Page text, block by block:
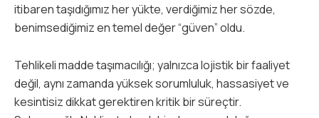
itibaren taşıdığımız her yükte, verdiğimiz her sözde,
benimsediğimiz en temel değer “güven” oldu.
Tehlikeli madde taşımacılığı; yalnızca lojistik bir faaliyet
değil, aynı zamanda yüksek sorumluluk, hassasiyet ve
kesintisiz dikkat gerektiren kritik bir süreçtir.